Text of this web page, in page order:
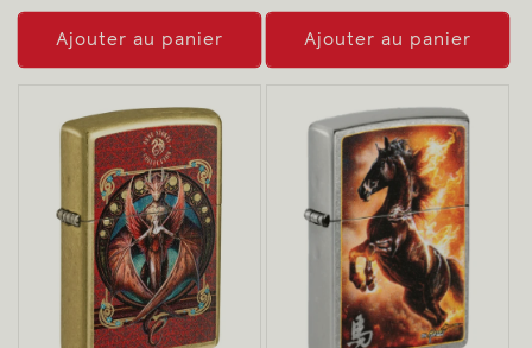
habituel
Ajouter au panier Ajouter au panier